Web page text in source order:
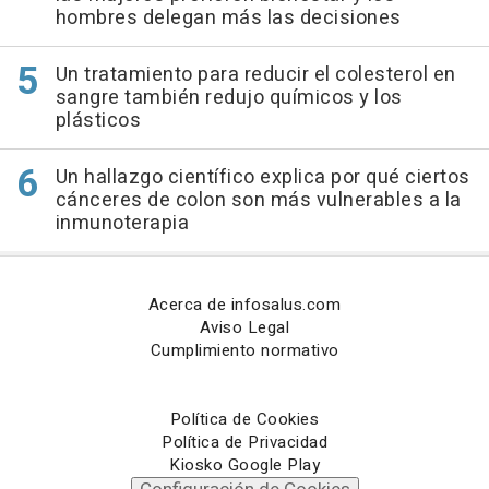
hombres delegan más las decisiones
Un tratamiento para reducir el colesterol en
sangre también redujo químicos y los
plásticos
Un hallazgo científico explica por qué ciertos
cánceres de colon son más vulnerables a la
inmunoterapia
Acerca de infosalus.com
Aviso Legal
Cumplimiento normativo
Política de Cookies
Política de Privacidad
Kiosko Google Play